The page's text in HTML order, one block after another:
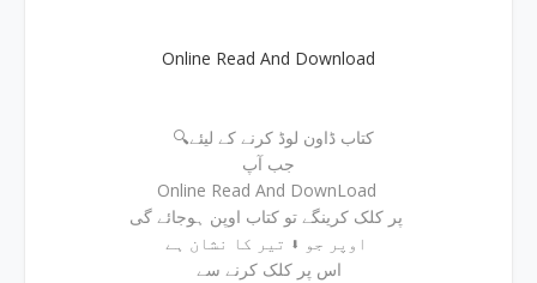
Online Read And Download
🔍کتاب ڈاون لوڈ کرنے کے لیئے
جب آپ
Online Read And DownLoad
اس پر کلک کرنے سے